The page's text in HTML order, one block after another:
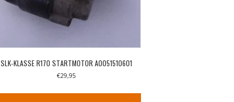
SLK-KLASSE R170 STARTMOTOR A0051510601
€29,95